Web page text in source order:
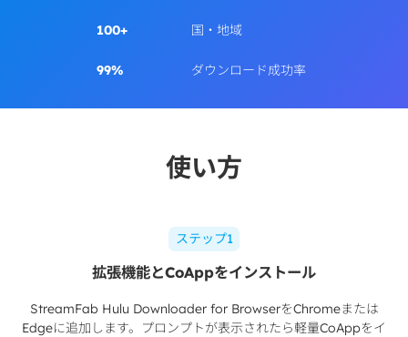
100+ 国・地域
99% ダウンロード成功率
使い方
ステップ1
拡張機能とCoAppをインストール
StreamFab Hulu Downloader for BrowserをChromeまたは
Edgeに追加します。プロンプトが表示されたら軽量CoAppをイ